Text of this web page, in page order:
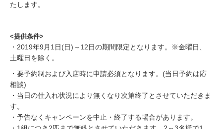
たします。
<提供条件>
・2019年9月1日(日)～12日の期間限定となります。※金曜日、
土曜日を除く。
・要予約制および入店時に申請必須となります。(当日予約は応
相談)
・当日の仕入れ状況により無くなり次第終了とさせていただきま
す。
・予告なくキャンペーンを中止・終了する場合があります。